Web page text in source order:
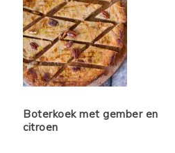
Boterkoek met gember en
citroen